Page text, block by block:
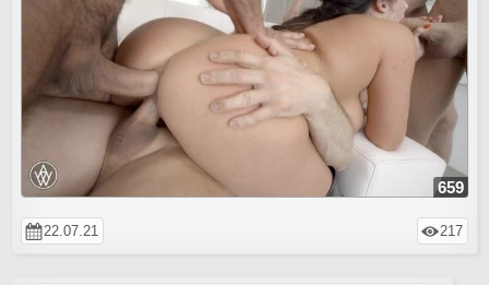
659
22.07.21 217